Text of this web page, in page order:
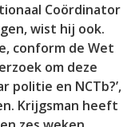
Coördinator
wist hij ook.
conform de Wet
om deze
politie en NCTb?’,
Krijgsman heeft